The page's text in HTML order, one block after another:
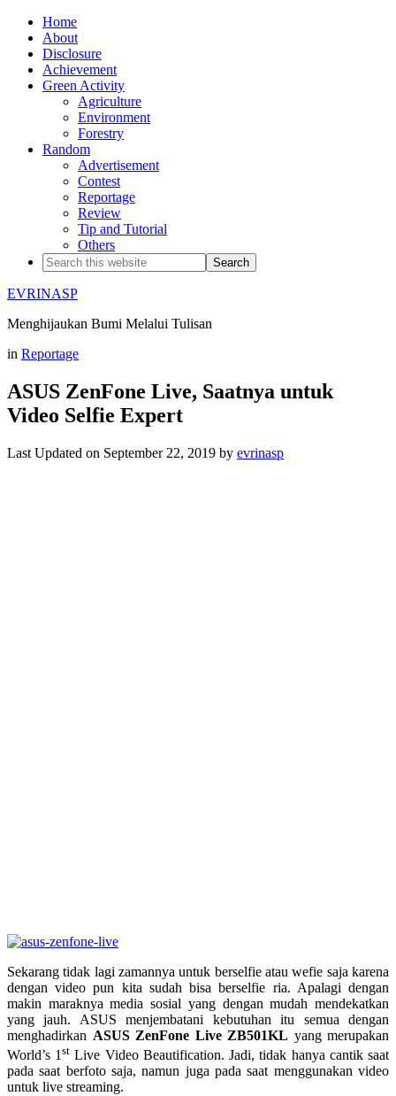
Home
About
Disclosure
Achievement
Green Activity
Agriculture
Environment
Forestry
Random
Advertisement
Contest
Reportage
Review
Tip and Tutorial
Others
EVRINASP
Menghijaukan Bumi Melalui Tulisan
in Reportage
ASUS ZenFone Live, Saatnya untuk
Video Selfie Expert
Last Updated on September 22, 2019 by evrinasp
Sekarang tidak lagi zamannya untuk berselfie atau wefie saja karena
dengan video pun kita sudah bisa berselfie ria. Apalagi dengan
makin maraknya media sosial yang dengan mudah mendekatkan
yang jauh. ASUS menjembatani kebutuhan itu semua dengan
menghadirkan ASUS ZenFone Live ZB501KL yang merupakan
World’s 1st Live Video Beautification. Jadi, tidak hanya cantik saat
pada saat berfoto saja, namun juga pada saat menggunakan video
untuk live streaming.